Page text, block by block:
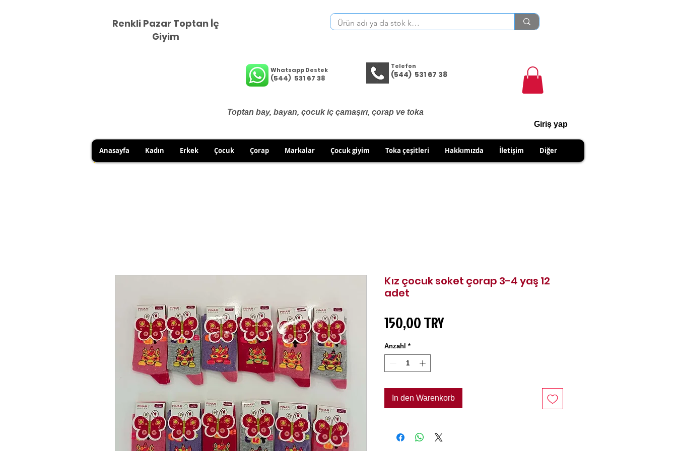
Renkli Pazar Toptan İç
Giyim
Whatsapp Destek
(544) 531 67 38
Telefon
(544) 531 67 38
Toptan bay, bayan, çocuk iç çamaşırı, çorap ve toka
Giriş yap
Anasayfa Kadın Erkek Çocuk Çorap Markalar Çocuk giyim Toka çeşitleri Hakkımızda İletişim Diğer
Kız çocuk soket çorap 3-4 yaş 12
adet
150,00 TRYPreis
Anzahl *
In den Warenkorb